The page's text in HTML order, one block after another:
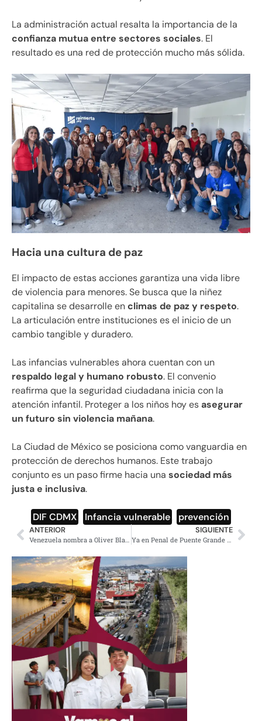
La administración actual resalta la importancia de la
confianza mutua entre sectores sociales. El
resultado es una red de protección mucho más sólida.
Hacia una cultura de paz
El impacto de estas acciones garantiza una vida libre
de violencia para menores. Se busca que la niñez
capitalina se desarrolle enclimas de paz y respeto.
La articulación entre instituciones es el inicio de un
cambio tangible y duradero.
Las infancias vulnerables ahora cuentan con un
respaldo legal y humano robusto. El convenio
reafirma que la seguridad ciudadana inicia con la
atención infantil. Proteger a los niños hoy esasegurar
un futuro sin violencia mañana.
La Ciudad de México se posiciona como vanguardia en
protección de derechos humanos. Este trabajo
conjunto es un paso firme hacia una sociedad más
justa e inclusiva.
DIF CDMX Infancia vulnerable prevención
ANTERIOR
Venezuela nombra a Oliver Blanco para Europa y Norteamérica
SIGUIENTE
Ya en Penal de Puente Grande los acusados de rapiña y bloqueos